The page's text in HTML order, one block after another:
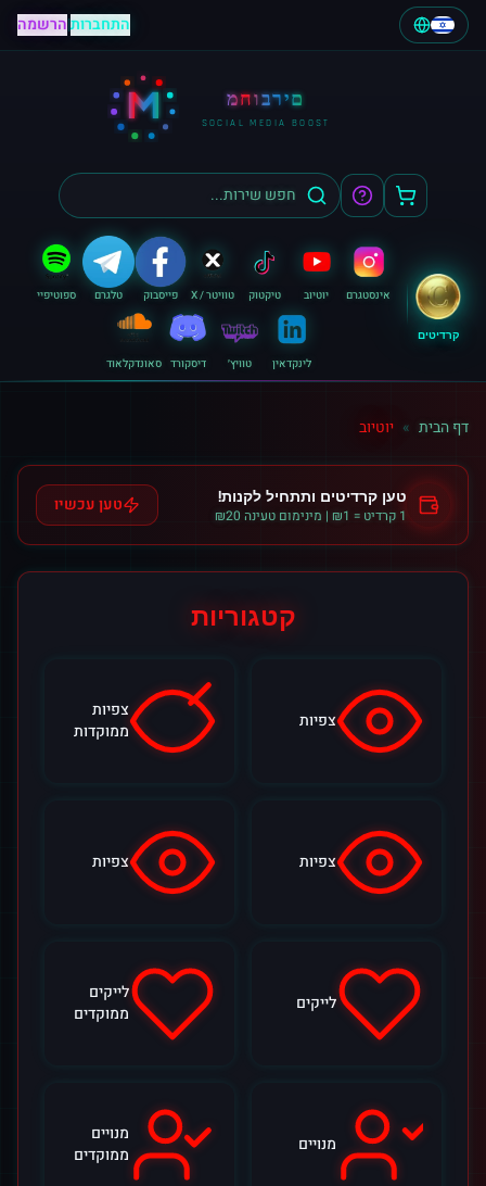
התחברות|הרשמה
M מחוברים
SOCIAL MEDIA BOOST
קרדיטים
אינסטגרם יוטיוב טיקטוק טוויטר / X פייסבוק טלגרם ספוטיפיי
לינקדאין טוויץ׳ דיסקורד סאונדקלאוד
קנה יוטיוב - עוקבים, לייקים וצפיות | מחוברים
דף הבית » יוטיוב
טען קרדיטים ותתחיל לקנות!
1 קרדיט = ₪1 | מינימום טעינה ₪20 טען עכשיו
קטגוריות
צפיות
צפיות
ממוקדות
צפיות צפיות
לייקים
לייקים
ממוקדים
מנויים
מנויים
ממוקדים